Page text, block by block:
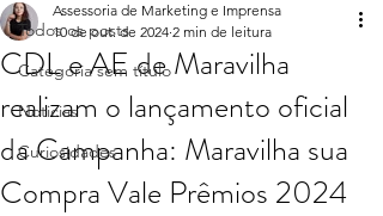
Todos os posts
Categoria sem título
Noticias
Curiosidades
CDL e AE de Maravilha
realizam o lançamento oficial
da Campanha: Maravilha sua
Compra Vale Prêmios 2024
Assessoria de Marketing e Imprensa
10 de out. de 2024 2 min de leitura